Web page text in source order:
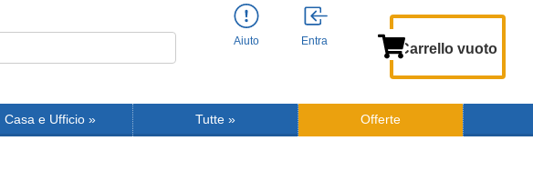
Aiuto Entra Carrello vuoto
Casa e Ufficio » Tutte » Offerte